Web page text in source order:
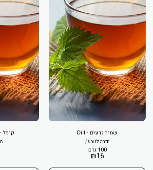
שמיר זרעים - Dill
חזרה לטבע/
100 גרם
₪16
קימל - Carum carvi